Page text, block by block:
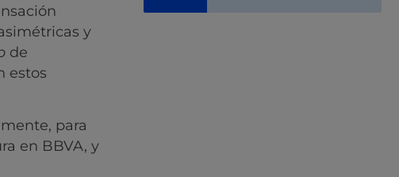
y
de
estos
para
en BBVA, y